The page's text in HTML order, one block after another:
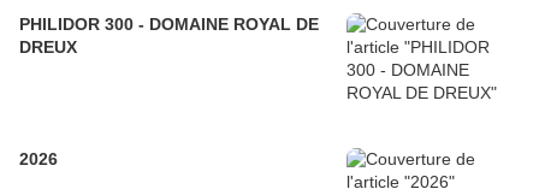
PHILIDOR 300 - DOMAINE ROYAL DE
DREUX
2026